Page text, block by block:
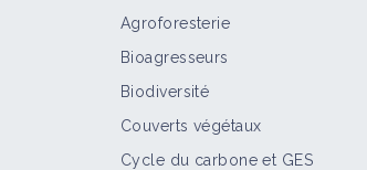
Retour d'expérience
Agroforesterie
Bioagresseurs
Biodiversité
Couverts végétaux
Cycle du carbone et GES